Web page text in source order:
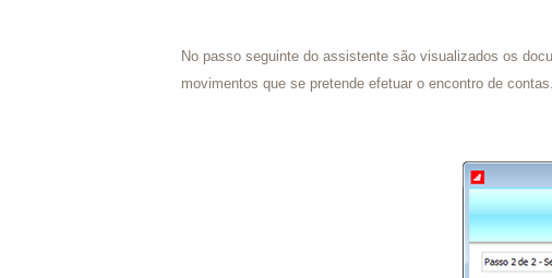
No passo seguinte do assistente são visualizados os
movimentos que se pretende efetuar o encontro de